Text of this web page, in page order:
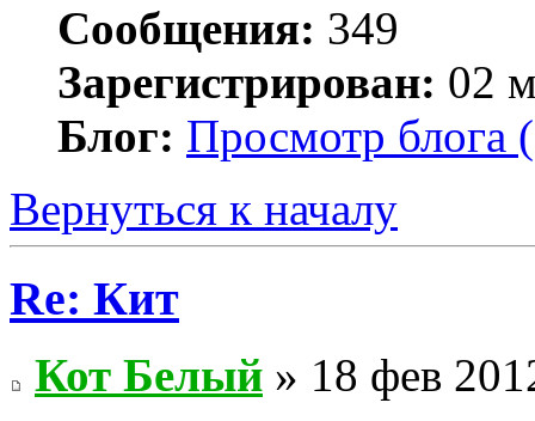
Сообщения: 349
Зарегистрирован: 02
Блог: Просмотр блога
Вернуться к началу
Re: Кит
Кот Белый » 18 фев